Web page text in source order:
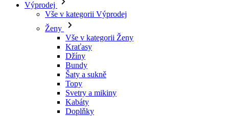
Výprodej
Vše v kategorii Výprodej
Ženy
Vše v kategorii Ženy
Kraťasy
Džíny
Bundy
Šaty a sukně
Topy
Svetry a mikiny
Kabáty
Doplňky